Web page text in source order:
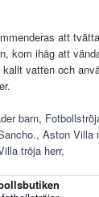
att
kom ihåg att
vatten och
barn,
, Aston Villa
tröja herr,